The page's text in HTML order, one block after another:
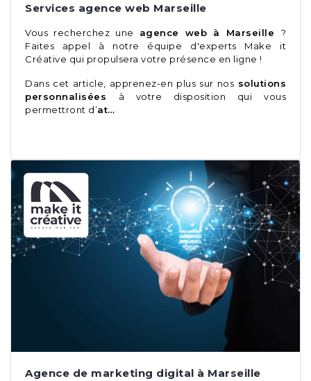
Services agence web Marseille
Vous recherchez une agence web à Marseille ?
Faites appel à notre équipe d'experts Make it
Créative qui propulsera votre présence en ligne !
Dans cet article, apprenez-en plus sur nos solutions
personnalisées à votre disposition qui vous
permettront d’at…
Agence de marketing digital à Marseille